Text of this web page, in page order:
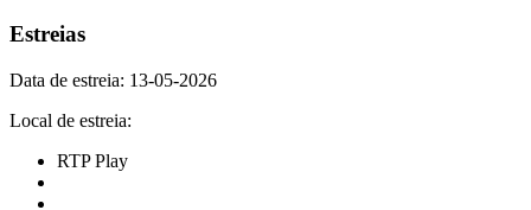
Estreias
Data de estreia: 13-05-2026
Local de estreia:
RTP Play